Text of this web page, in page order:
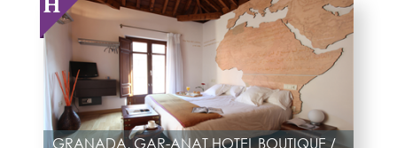
GRANADA, GAR-ANAT HOTEL BOUTIQUE /